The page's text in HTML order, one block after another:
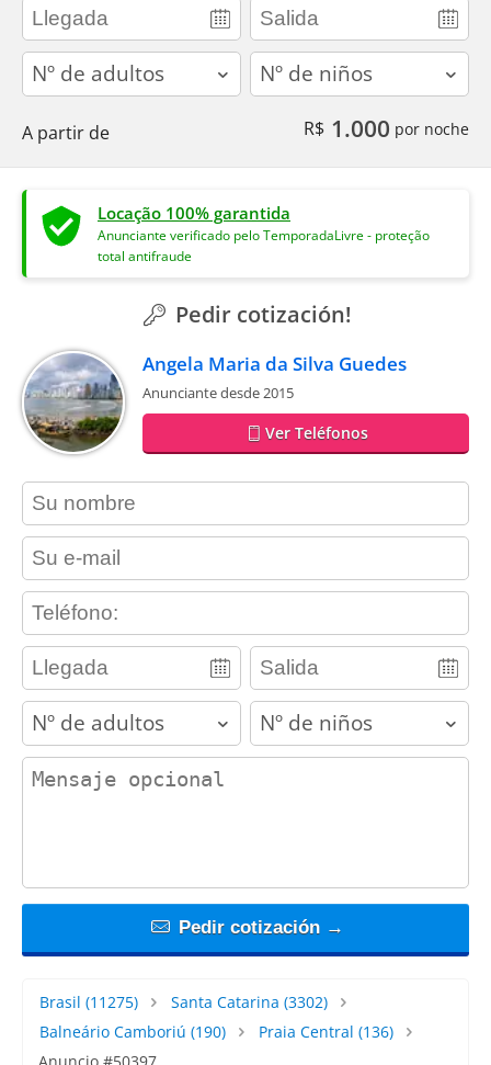
adults children
A partir de R$ 1.000 por noche
Locação 100% garantida
Anunciante verificado pelo TemporadaLivre - proteção
total antifraude
Pedir cotización!
Angela Maria da Silva Guedes
Anunciante desde 2015
Ver Teléfonos
contact_name
contact_email
contact_phone
adults children
contact_message
Pedir cotización →
Brasil (11275) Santa Catarina (3302)
Balneário Camboriú (190) Praia Central (136)